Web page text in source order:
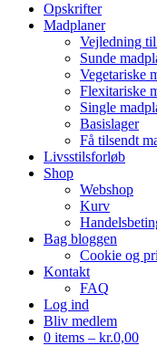
Opskrifter
Madplaner
Vejledning
Sunde
Vegetariske
Flexitariske
Single
Basislager
Få tilsendt
Livsstilsforløb
Shop
Webshop
Kurv
Bag bloggen
Cookie og
Kontakt
FAQ
Log ind
Bliv medlem
0 items – kr.0,00